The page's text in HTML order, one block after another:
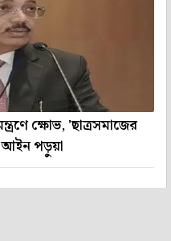
ক্ষোভ, 'ছাত্রসমাজের
আইন পড়ুয়া